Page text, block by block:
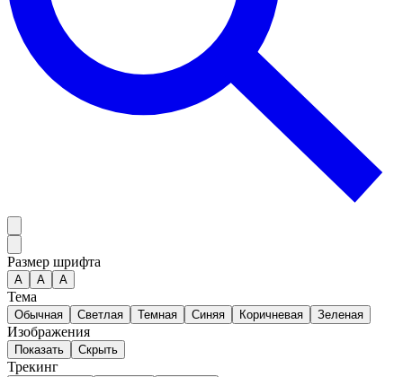
Размер шрифта
А A A
Тема
Обычная Светлая Темная Синяя Коричневая Зеленая
Изображения
Показать Скрыть
Трекинг